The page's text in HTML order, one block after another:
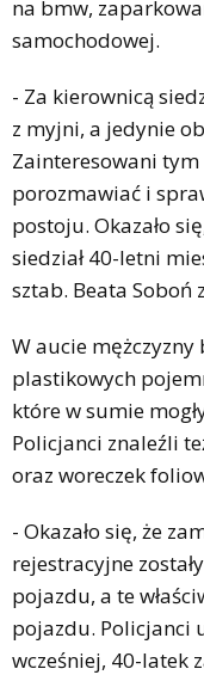
na bmw,
samochodowej.
- Za kierownicą
z myjni, a jedynie
Zainteresowani
porozmawiać i
postoju. Okazało
siedział 40-letni
sztab. Beata Soboń
W aucie mężczyzny
plastikowych
które w sumie
Policjanci znaleźli
oraz woreczek
- Okazało się, że
rejestracyjne
pojazdu, a te
pojazdu. Policjanci
wcześniej, 40-latek